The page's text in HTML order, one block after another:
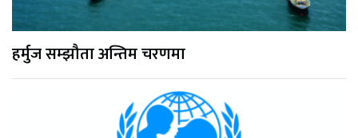
हर्मुज सम्झौता अन्तिम चरणमा